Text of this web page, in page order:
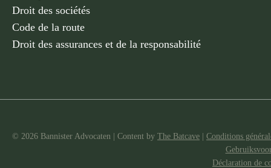
Droit des sociétés
Code de la route
Droit des assurances et de la responsabilité
© 2026 Bannister Advocaten Content by The Batcave
Conditions
Déclaration de